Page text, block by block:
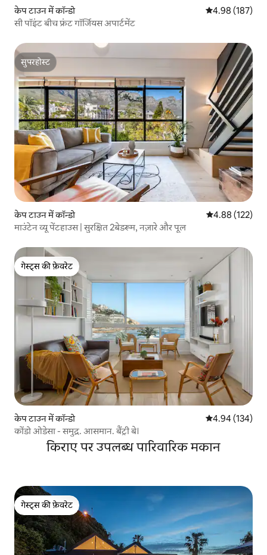
केप टाउन में कॉन्डो औसत रेटिंग 5 में से
4.98 (187)
सी पॉइंट बीच फ्रंट गॉर्जियस अपार्टमेंट
सुपरहोस्ट
सुपरहोस्ट
केप टाउन में कॉन्डो औसत रेटिंग 5 में से
4.88 (122)
माउंटेन व्यू पेंटहाउस | सुरक्षित 2बेडरूम, नज़ारे और पूल
गेस्ट्स की फ़ेवरेट
गेस्ट्स की फ़ेवरेट
केप टाउन में कॉन्डो औसत रेटिंग 5 में से
4.94 (134)
कोंडो ओडेसा - समुद्र. आसमान. बैंट्री बे।
किराए पर उपलब्ध पारिवारिक मकान
गेस्ट्स की फ़ेवरेट
गेस्ट्स की फ़ेवरेट